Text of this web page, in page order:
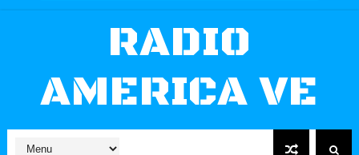
RADIO
AMERICA VE